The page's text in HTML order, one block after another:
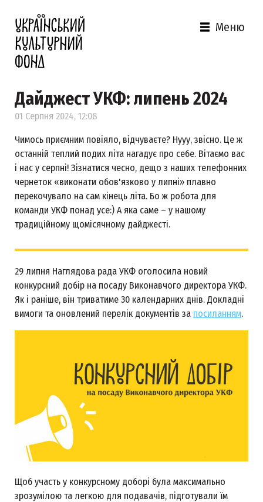
Меню
Дайджест УКФ: липень 2024
01 Серпня 2024, 12:08
Чимось приємним повіяло, відчуваєте? Нууу, звісно. Це ж
останній теплий подих літа нагадує про себе. Вітаємо вас
і нас у серпні! Зізнатися чесно, дещо з наших телефонних
чернеток «виконати обов'язково у липні» плавно
перекочувало на сам кінець літа. Бо ж робота для
команди УКФ понад усе:) А яка саме – у нашому
традиційному щомісячному дайджесті.
29 липня Наглядова рада УКФ оголосила новий
конкурсний добір на посаду Виконавчого директора УКФ.
Як і раніше, він триватиме 30 календарних днів. Докладні
вимоги та оновлений перелік документів за посиланням.
Щоб участь у конкурсному доборі була максимально
зрозумілою та легкою для подавачів, підготували їм